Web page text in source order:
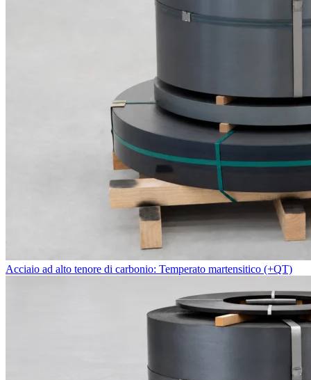
Acciaio ad alto tenore di carbonio: Temperato martensitico (+QT)